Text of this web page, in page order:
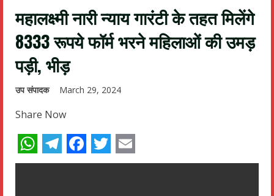
महालक्ष्मी नारी न्याय गारंटी के तहत मिलेंगे
8333 रूपये फॉर्म भरने महिलाओं की उमड़
पड़ी, भीड़
उप संपादक March 29, 2024
Share Now
WhatsApp
Telegram
Facebook
Twitter
Email